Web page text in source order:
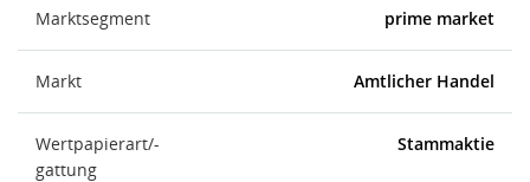
Marktsegment prime market
Markt Amtlicher Handel
Wertpapierart/-
gattung
Stammaktie